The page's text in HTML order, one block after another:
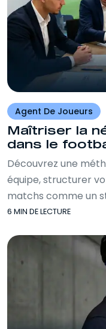
Agent De Joueurs
Maîtriser la
dans le
Découvrez une
équipe, structurer
matchs comme un
6 MIN DE LECTURE